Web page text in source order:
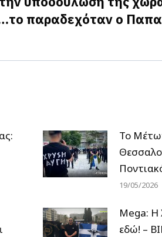
παραδεχόταν ο
Το
19/05/2026
Mega: Η
εδώ! –